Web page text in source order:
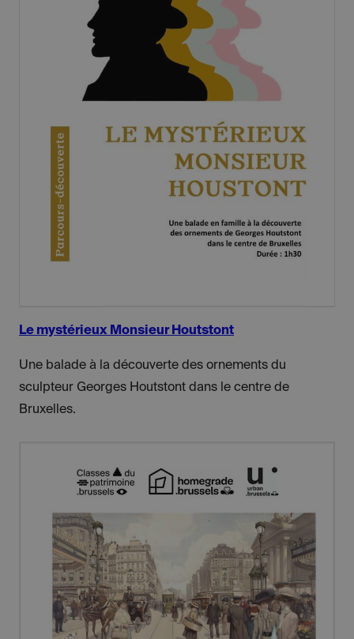
Le mystérieux Monsieur Houtstont
Une balade à la découverte des ornements du
sculpteur Georges Houtstont dans le centre de
Bruxelles.